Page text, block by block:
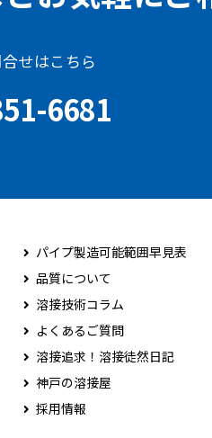
せはこちら
6681
パイプ製造可能範囲早見表
品質について
溶接技術コラム
よくあるご質問
溶接追求！溶接徒然日記
神戸の溶接屋
採用情報